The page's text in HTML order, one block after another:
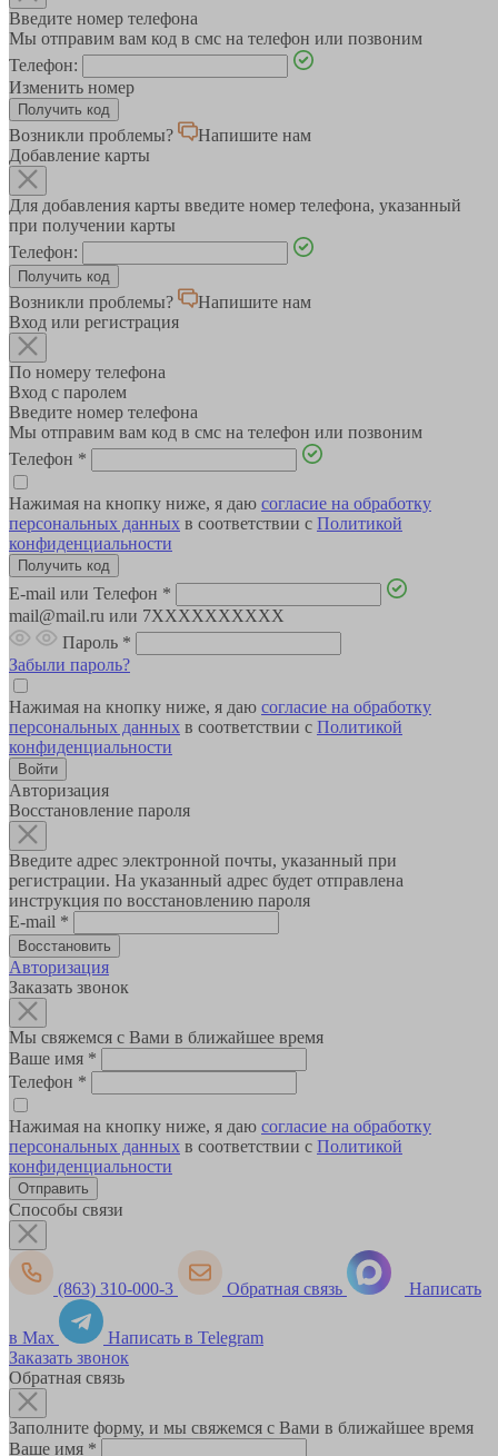
Введите номер телефона
Мы отправим вам код в смс на телефон или позвоним
Телефон:
Изменить номер
Возникли проблемы?
Напишите нам
Добавление карты
Для добавления карты введите номер телефона, указанный
при получении карты
Телефон:
Возникли проблемы?
Напишите нам
Вход или регистрация
По номеру телефона
Вход с паролем
Введите номер телефона
Мы отправим вам код в смс на телефон или позвоним
Телефон *
Нажимая на кнопку ниже, я даю согласие на обработку
персональных данных в соответствии с Политикой
конфиденциальности
E-mail или Телефон *
mail@mail.ru или 7XXXXXXXXXX
Пароль *
Забыли пароль?
Нажимая на кнопку ниже, я даю согласие на обработку
персональных данных в соответствии с Политикой
конфиденциальности
Авторизация
Восстановление пароля
Введите адрес электронной почты, указанный при
регистрации. На указанный адрес будет отправлена
инструкция по восстановлению пароля
E-mail *
Авторизация
Заказать звонок
Мы свяжемся с Вами в ближайшее время
Ваше имя *
Телефон *
Нажимая на кнопку ниже, я даю согласие на обработку
персональных данных в соответствии с Политикой
конфиденциальности
Способы связи
(863) 310-000-3 Обратная связь Написать
в Max
Написать в Telegram
Заказать звонок
Обратная связь
Заполните форму, и мы свяжемся с Вами в ближайшее время
Ваше имя *